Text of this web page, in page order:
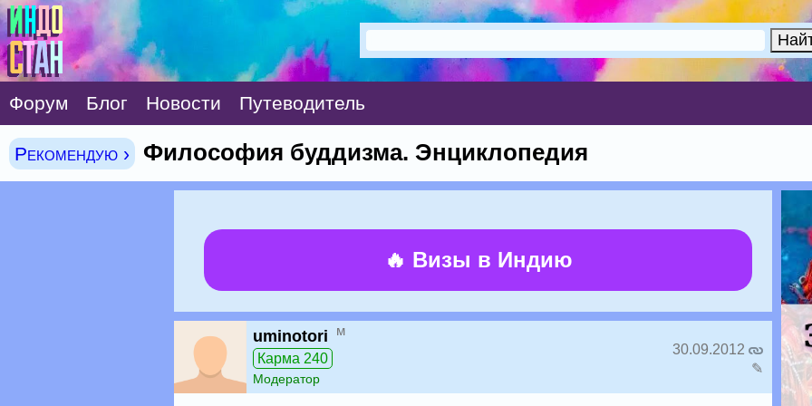
Форум Блог Новости Путеводитель
Рекомендую › Философия буддизма. Энциклопедия
🔥 Визы в Индию
uminotori
м
Карма 240
Модератор
30.09.2012
✎